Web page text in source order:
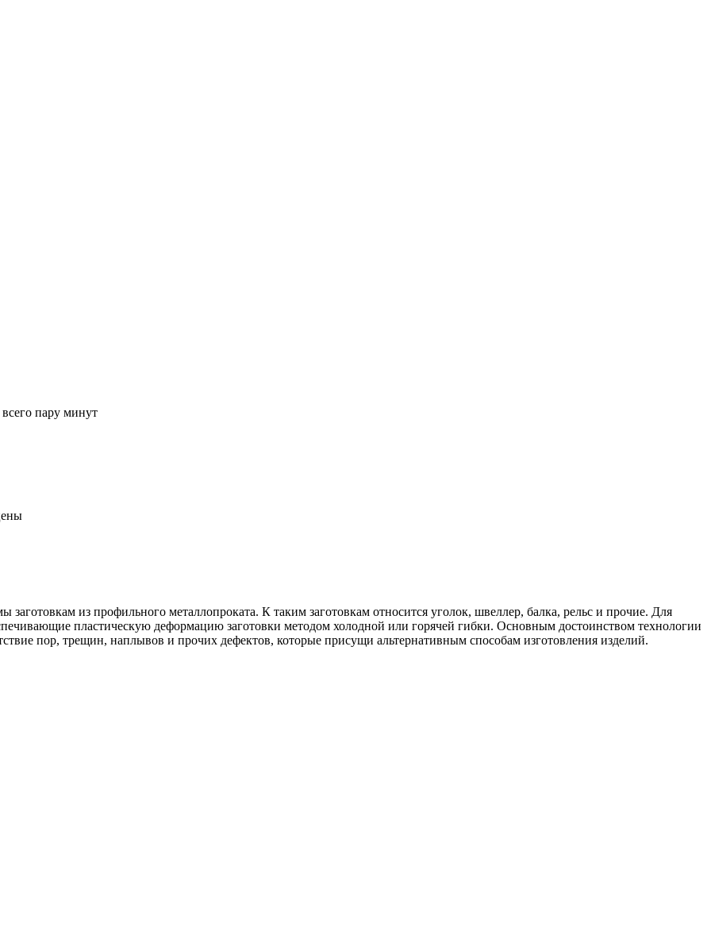
пару минут
из профильного металлопроката. К таким заготовкам относится уголок, швеллер, балка, рельс и прочие. Для
пластическую деформацию заготовки методом холодной или горячей гибки. Основным достоинством технологии
пор, трещин, наплывов и прочих дефектов, которые присущи альтернативным способам изготовления изделий.